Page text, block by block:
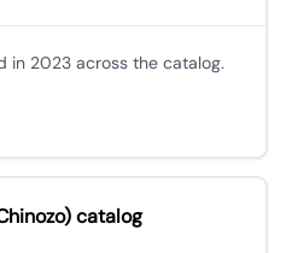
in 2023 across the catalog.
catalog